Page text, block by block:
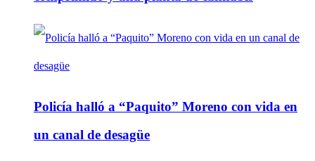
Policía halló a “Paquito” Moreno con vida en
un canal de desagüe